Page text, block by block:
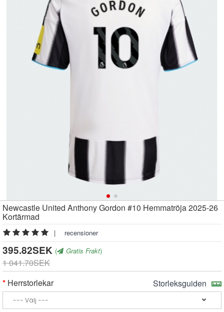
Newcastle United Anthony Gordon #10 Hemmatröja 2025-26
Kortärmad
| recensioner
395.82SEK ( Gratis Frakt)
1 041.70SEK
Herrstorlekar
Storleksguiden